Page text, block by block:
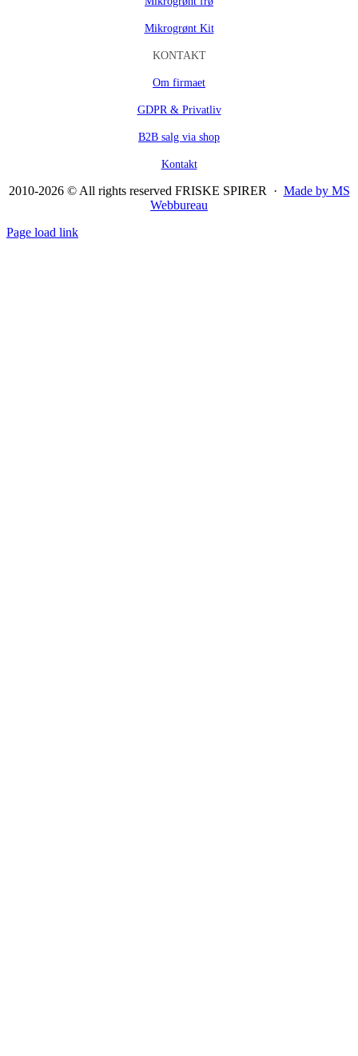
Mikrogrønt Kit
KONTAKT
Om firmaet
GDPR & Privatliv
B2B salg via shop
Kontakt
2010-2026 © All rights reserved FRISKE SPIRER · Made by MS
Webbureau
Page load link